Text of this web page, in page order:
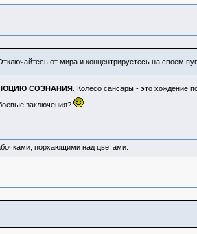
от мира и концентрируетесь на своем
СОЗНАНИЯ
. Колесо сансары - это хождение
заключения?
порхающими над цветами.